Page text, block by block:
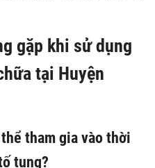
gặp khi sử dụng
tại Huyện
tham gia vào thời
tụng?